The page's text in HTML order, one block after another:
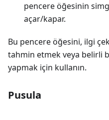
pencere öğesinin
açar/kapar.
Bu pencere öğesini, ilgi
tahmin etmek veya belirli
yapmak için kullanın.
Pusula